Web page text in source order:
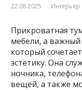
22.08.2025 Интерьер
Прикроватная
мебели, а важный
который
эстетику. Она
ночника,
вещей, а также